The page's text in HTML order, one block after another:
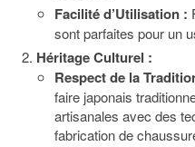
Facilité d’Utilisation :
sont parfaites pour un
Héritage Culturel :
Respect de la
faire japonais
artisanales avec des
fabrication de